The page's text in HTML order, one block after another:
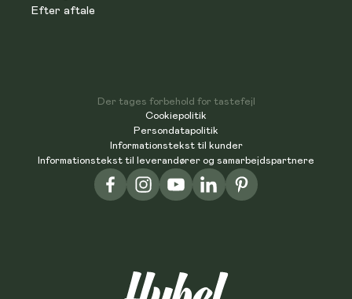
Efter aftale
Cookiepolitik
Persondatapolitik
Informationstekst til kunder
Informationstekst til leverandører og samarbejdspartnere
Der tages forbehold for tastefejl